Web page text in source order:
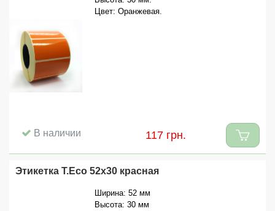
Цвет: Оранжевая.
В наличии 117 грн.
Этикетка T.Eco 52x30 красная
Ширина: 52 мм
Высота: 30 мм